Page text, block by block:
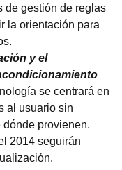
de gestión de reglas
la orientación para
y el
se centrará en
al usuario sin
dónde provienen.
2014 seguirán